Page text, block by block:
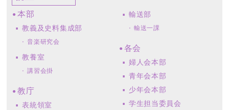
本部
教義及史料集成部
音楽研究会
教養室
講習会掛
教庁
表統領室
輸送部
輸送一課
各会
婦人会本部
青年会本部
少年会本部
学生担当委員会